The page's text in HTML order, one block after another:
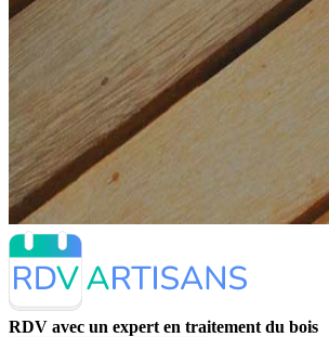
RDV avec un expert en traitement du bois